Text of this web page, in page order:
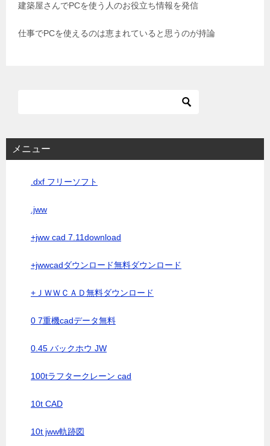
建築屋さんでPCを使う人のお役立ち情報を発信
仕事でPCを使えるのは恵まれていると思うのが持論
メニュー
.dxf フリーソフト
.jww
+jww cad 7.11download
+jwwcadダウンロード無料ダウンロード
+ＪＷＷＣＡＤ無料ダウンロード
0 7重機cadデータ無料
0.45 バックホウ JW
100tラフタークレーン cad
10t CAD
10t jww軌跡図